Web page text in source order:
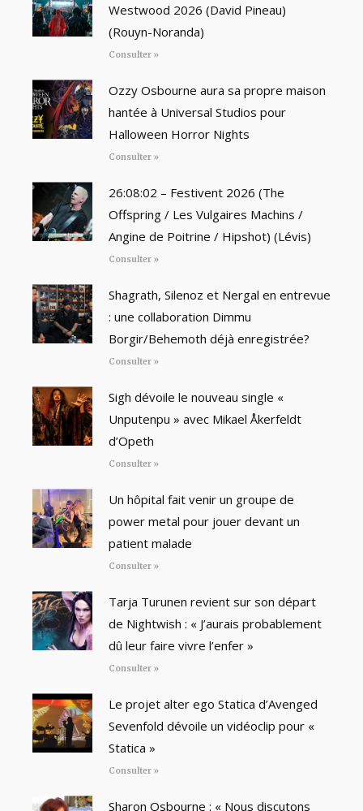
Westwood 2026 (David Pineau)
(Rouyn-Noranda)
Consulter »
Ozzy Osbourne aura sa propre maison
hantée à Universal Studios pour
Halloween Horror Nights
Consulter »
26:08:02 – Festivent 2026 (The
Offspring / Les Vulgaires Machins /
Angine de Poitrine / Hipshot) (Lévis)
Consulter »
Shagrath, Silenoz et Nergal en entrevue
: une collaboration Dimmu
Borgir/Behemoth déjà enregistrée?
Consulter »
Sigh dévoile le nouveau single «
Unputenpu » avec Mikael Åkerfeldt
d’Opeth
Consulter »
Un hôpital fait venir un groupe de
power metal pour jouer devant un
patient malade
Consulter »
Tarja Turunen revient sur son départ
de Nightwish : « J’aurais probablement
dû leur faire vivre l’enfer »
Consulter »
Le projet alter ego Statica d’Avenged
Sevenfold dévoile un vidéoclip pour «
Statica »
Consulter »
Sharon Osbourne : « Nous discutons